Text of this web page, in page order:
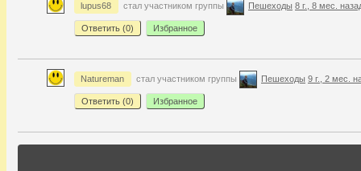
lupus68 стал участником группы Пешеходы 8 г., 8 мес.
Ответить (0) Избранное
Natureman стал участником группы Пешеходы 9 г., 2 мес.
Ответить (0) Избранное